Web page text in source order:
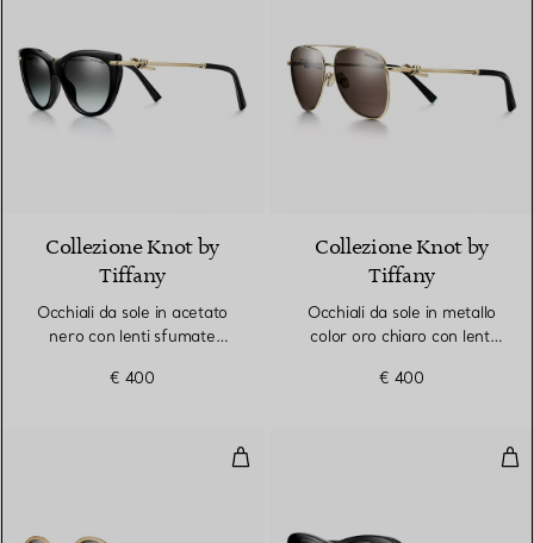
Collezione Knot by
Tiffany
Occhiali da sole in acetato
nero con lenti sfumate
€ 400
Collezione Knot by
Tiffany
Occhiali da sole in metallo
color oro chiaro con lenti
€ 400
Occhiali da sole in oro giallo con